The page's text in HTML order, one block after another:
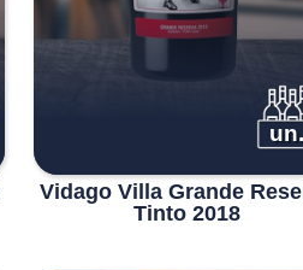
un.
Vidago Villa Grande
Tinto 2018